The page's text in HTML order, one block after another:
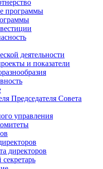
программы
деятельности
и показатели
Председателя Совета
управления
директоров